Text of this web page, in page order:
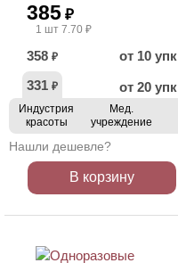
385 ₽
1 шт 7.70 ₽
358 ₽
от 10 упк
331 ₽ от 20 упк
Индустрия
красоты
Мед.
учреждение
Нашли дешевле?
В корзину